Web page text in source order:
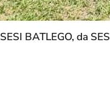
SESI BATLEGO, da